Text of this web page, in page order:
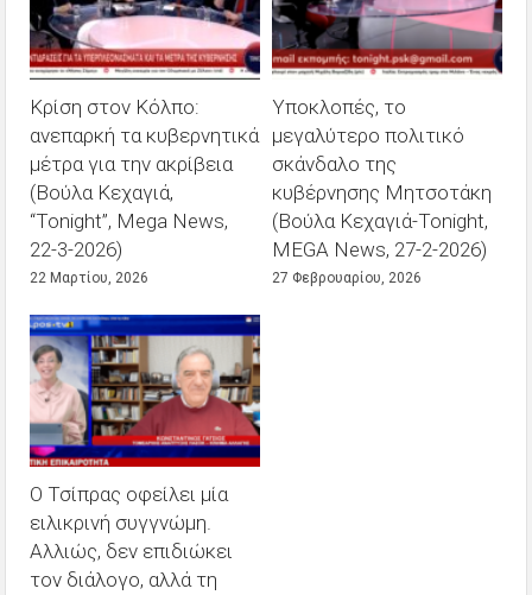
Κρίση στον Κόλπο:
ανεπαρκή τα κυβερνητικά
μέτρα για την ακρίβεια
(Βούλα Κεχαγιά,
“Tonight”, Mega News,
22-3-2026)
22 Μαρτίου, 2026
Υποκλοπές, το
μεγαλύτερο πολιτικό
σκάνδαλο της
κυβέρνησης Μητσοτάκη
(Βούλα Κεχαγιά-Tonight,
MEGA News, 27-2-2026)
27 Φεβρουαρίου, 2026
Ο Τσίπρας οφείλει μία
ειλικρινή συγγνώμη.
Αλλιώς, δεν επιδιώκει
τον διάλογο, αλλά τη